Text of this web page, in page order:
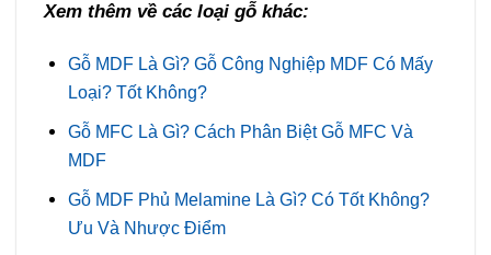
Xem thêm về các loại gỗ khác:
Gỗ MDF Là Gì? Gỗ Công Nghiệp MDF Có Mấy
Loại? Tốt Không?
Gỗ MFC Là Gì? Cách Phân Biệt Gỗ MFC Và
MDF
Gỗ MDF Phủ Melamine Là Gì? Có Tốt Không?
Ưu Và Nhược Điểm